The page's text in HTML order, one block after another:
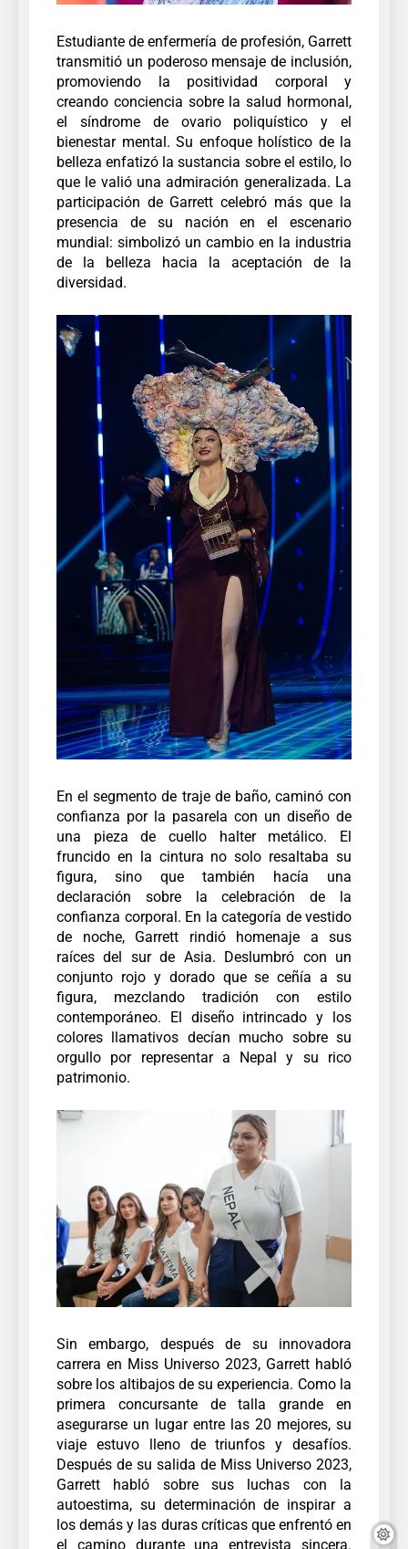
Estudiante de enfermería de profesión, Garrett
transmitió un poderoso mensaje de inclusión,
promoviendo la positividad corporal y
creando conciencia sobre la salud hormonal,
el síndrome de ovario poliquístico y el
bienestar mental. Su enfoque holístico de la
belleza enfatizó la sustancia sobre el estilo, lo
que le valió una admiración generalizada. La
participación de Garrett celebró más que la
presencia de su nación en el escenario
mundial: simbolizó un cambio en la industria
de la belleza hacia la aceptación de la
diversidad.
En el segmento de traje de baño, caminó con
confianza por la pasarela con un diseño de
una pieza de cuello halter metálico. El
fruncido en la cintura no solo resaltaba su
figura, sino que también hacía una
declaración sobre la celebración de la
confianza corporal. En la categoría de vestido
de noche, Garrett rindió homenaje a sus
raíces del sur de Asia. Deslumbró con un
conjunto rojo y dorado que se ceñía a su
figura, mezclando tradición con estilo
contemporáneo. El diseño intrincado y los
colores llamativos decían mucho sobre su
orgullo por representar a Nepal y su rico
patrimonio.
Sin embargo, después de su innovadora
carrera en Miss Universo 2023, Garrett habló
sobre los altibajos de su experiencia. Como la
primera concursante de talla grande en
asegurarse un lugar entre las 20 mejores, su
viaje estuvo lleno de triunfos y desafíos.
Después de su salida de Miss Universo 2023,
Garrett habló sobre sus luchas con la
autoestima, su determinación de inspirar a
los demás y las duras críticas que enfrentó en
el camino durante una entrevista sincera.